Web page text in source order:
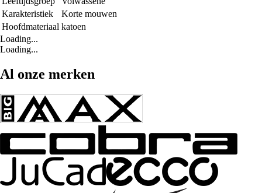
Karakteristiek
Korte mouwen
Hoofdmateriaal katoen
Loading...
Loading...
Al onze merken